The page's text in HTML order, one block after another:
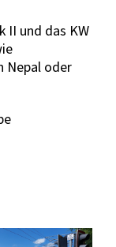
II und das KW
Nepal oder